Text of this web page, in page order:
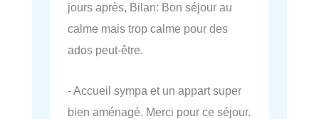
jours après, Bilan: Bon séjour au
calme mais trop calme pour des
ados peut-être.
- Accueil sympa et un appart super
bien aménagé. Merci pour ce séjour.